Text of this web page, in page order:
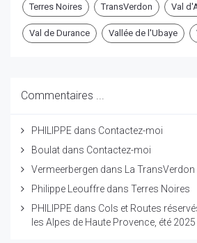
Terres Noires TransVerdon Val
Val de Durance Vallée de l'Ubaye
Commentaires ...
PHILIPPE dans Contactez-moi
Boulat dans Contactez-moi
Vermeerbergen dans
La TransVerdon
Philippe Leouffre dans Terres Noires
PHILIPPE dans Cols et Routes
les Alpes de Haute Provence, été 2025